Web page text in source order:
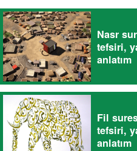
Nasr
tefsiri,
anlatım
Fil
tefsiri,
anlatım